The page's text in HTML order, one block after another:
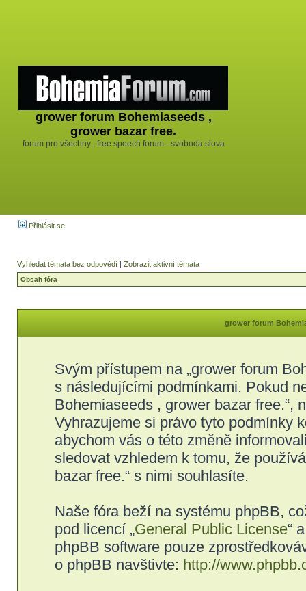
grower forum Bohemiaseeds ,
grower bazar free.
forum pro všechny , free speech forum - svoboda slova
Přihlásit se
Vyhledat témata bez odpovědí | Zobrazit aktivní témata
Obsah fóra
grower forum
Svým přístupem na „grower forum
s následujícími podmínkami. Pokud
Bohemiaseeds , grower bazar free.“,
Vyhrazujeme si právo tyto podmínky
abychom vás o této změně
sledovat vzhledem k tomu, že
bazar free.“ s nimi souhlasíte.
Naše fóra beží na systému phpBB,
pod licencí „General Public License“
phpBB software pouze
o phpBB navštivte: http://